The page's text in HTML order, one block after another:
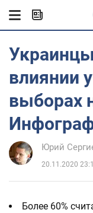
влиянии
выборах
Юрий
20.11.2020
Более 60%